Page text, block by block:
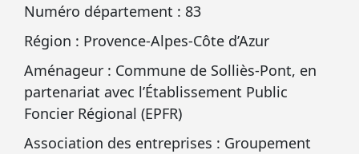
Numéro département : 83
Région : Provence-Alpes-Côte d’Azur
Aménageur : Commune de Solliès-Pont, en
partenariat avec l’Établissement Public
Foncier Régional (EPFR)
Association des entreprises : Groupement